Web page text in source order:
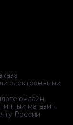
электронными
онлайн
магазин,
России